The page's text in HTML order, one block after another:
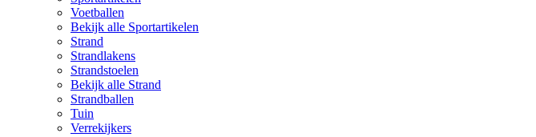
Voetballen
Bekijk alle Sportartikelen
Strand
Strandlakens
Strandstoelen
Bekijk alle Strand
Strandballen
Tuin
Verrekijkers